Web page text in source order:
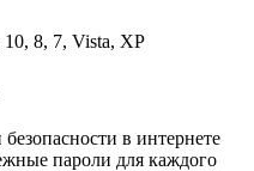
8, 7, Vista, XP
в интернете
пароли для каждого